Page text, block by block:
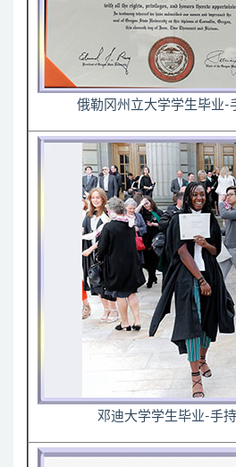
俄勒冈州立大学学生毕业-
邓迪大学学生毕业-手